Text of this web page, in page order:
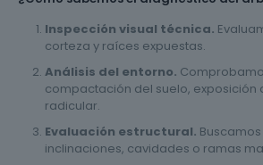
Inspección visual técnica.
corteza y raíces expuestas.
Análisis del entorno.
compactación del suelo, exposición
radicular.
Evaluación estructural.
inclinaciones, cavidades o ramas